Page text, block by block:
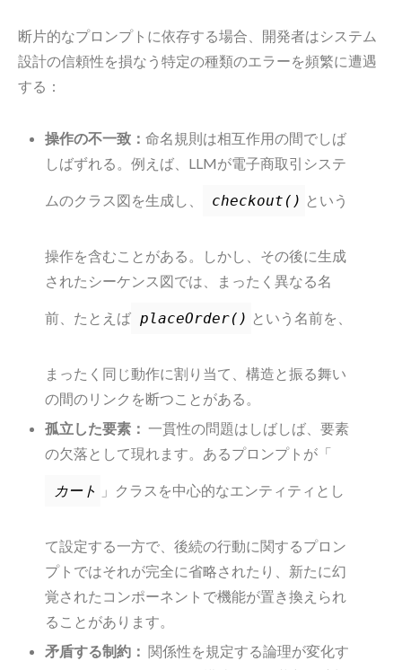
断片的なプロンプトに依存する場合、開発者はシステム
設計の信頼性を損なう特定の種類のエラーを頻繁に遭遇
する：
操作の不一致： 命名規則は相互作用の間でしば
しばずれる。例えば、LLMが電子商取引システ
ムのクラス図を生成し、 checkout() という
操作を含むことがある。しかし、その後に生成
されたシーケンス図では、まったく異なる名
前、たとえば placeOrder() という名前を、
まったく同じ動作に割り当て、構造と振る舞い
の間のリンクを断つことがある。
孤立した要素： 一貫性の問題はしばしば、要素
の欠落として現れます。あるプロンプトが「
カート 」クラスを中心的なエンティティとし
て設定する一方で、後続の行動に関するプロン
プトではそれが完全に省略されたり、新たに幻
覚されたコンポーネントで機能が置き換えられ
ることがあります。
矛盾する制約： 関係性を規定する論理が変化す